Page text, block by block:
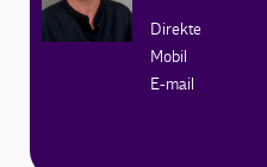
Direkte
Mobil
E-mail